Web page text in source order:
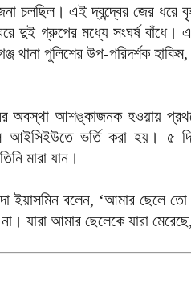
চলছিল। এই দ্বন্দ্বের জের ধরে
দুই গ্রুপের মধ্যে সংঘর্ষ বাঁধে।
থানা পুলিশের উপ-পরিদর্শক
অবস্থা আশঙ্কাজনক হওয়ায়
আইসিইউতে ভর্তি করা হয়। ৫
মারা যান।
ইয়াসমিন বলেন, ‘আমার ছেলে
যারা আমার ছেলেকে যারা